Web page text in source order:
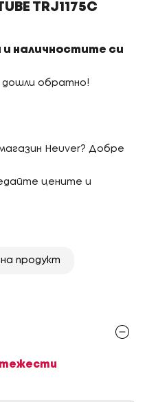
TRJ1175C
наличностите си
дошли обратно!
Heuver? Добре
цените и
продукт
тежести